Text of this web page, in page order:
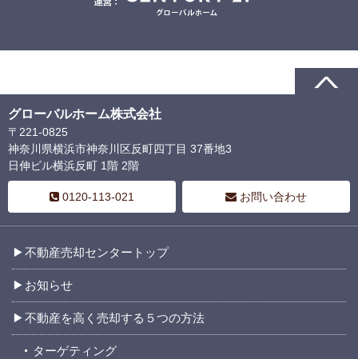
グローバルホーム株式会社
〒221-0825
神奈川県横浜市神奈川区反町四丁目 37番地3
日伸ビル横浜反町 1階 2階
0120-113-021 お問い合わせ
不動産売却センタートップ
お知らせ
不動産を高く売却する５つの方法
ターゲティング